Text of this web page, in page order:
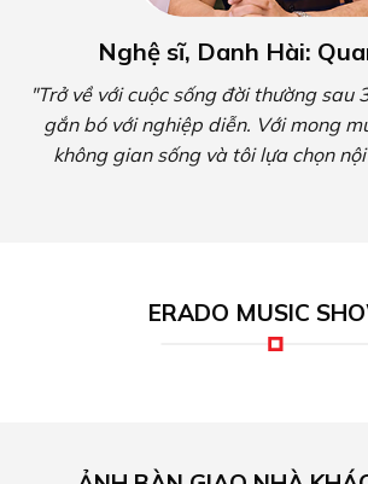
Nghệ sĩ, Danh Hài:
"Trở về với cuộc sống đời thường sau
gắn bó với nghiệp diễn. Với mong
không gian sống và tôi lựa chọn
ERADO MUSIC